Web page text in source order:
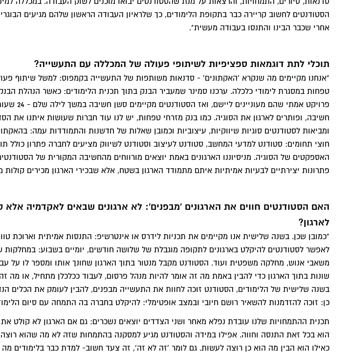
הסטודנטים לחשוב קריירה כבר בתקופת הלימודים, כך שלראיון העבודה הראשון שלהם מגיעים
אחרי שכבר הבינו והתנסו בעבודה מעשית".
תוכלי לתת דוגמאות ספציפיות לשיתופי פעולה של המכללה עם התעשייה?
"אנחנו מקיימים מה שנקרא 'האקתונים' - סדנאות משותפות של התעשייה בקמפוס: למשל שיתוף
טפחות במסגרת לימודי כלכלה. ערכנו סמינר שמעביר הבנק בתוך תכנית הלימודים: כאשר הנהלת
חשיבה, ופותרים לארגון את הסוגיה. כמו בנק מזרחי טפחות, יש לנו עוד חברות שעושות איתנו את
ומביאות לסטודנטים סוגיות שיווקיות, עיצוביות וכמובן שאלות של חדשנות והתמודדות עמה:
חוצי תחומים: סטודנט למדעי המחשב, סטודנט לעיצוב וסטודנט לשיווק מציעים לחברה פתרון כולל
האספקטים של הסוגיה. מניסיוננו הארגונים באמת יוצאים מורווחים מהחשיבה המקורית של
פתרונות יצירתיים לבעיות אמיתיות איתם מתמודד הארגון בשטח, אלא שבכירי הארגון מכירים קולות
האם הסטודנטים חווים את הארגונים 'מבפנים': לא ארגונים שבאים לאקדמיה אלא
לארגון?
"כמובן שכן. בשנה שלישית אנו מקיימים את תכניות לידרס או אינטרשיפ: התנסות אמיתית וארוכת
לאפשר לסטודנטים להיקלט בארגונים לתקופה מוגבלת של שלושה חודשים, יומיים בשבוע: במחלקות
משאבי אנוש, מחלקה משפטית ועוד. הסטודנט מקבל מנטור בתוך הארגון שחונך אותו ומספר לו על
שונות בתוך הארגון כדי להבין באמת מה זה אומר להיות מנהל פרסום, לעבוד ככלכלן מתחיל, או מה
בשנה שלישית של הלימודים, הסטודנט זוכה לחוות את התעשייה מבפנים, להבין לעומק את הכלים
כן: זוכה להזדמנות להשאיר רושם חיובי ובמצב אופטימלי: להיקלט בחברה בה התמחה עם סיום
תכנית ההתמחויות שלנו עובדת נפלא מאחר ושני הצדדים יוצאים נשכרים: גם אם הארגון לא קולט
הוא בכל זאת התנסה וחווה. אפילו במידה והסטודנט מגיע למסקנה בהתמחות שזה לא מה שהוא
כאילו הוא הבין מה הוא כן רוצה לעשות. גם לומר 'זה לא זה', זה צעד חשוב- למדת כבר בלימודים